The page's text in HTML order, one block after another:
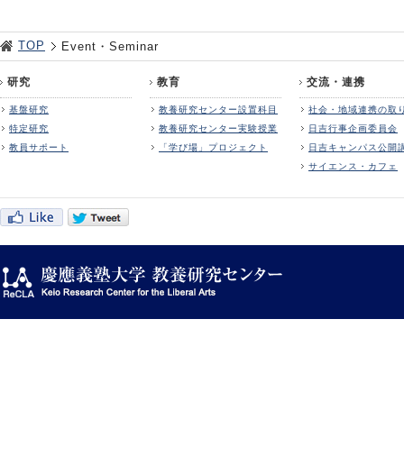
TOP Event・Seminar
研究
基盤研究
特定研究
教員サポート
教育
教養研究センター設置科目
教養研究センター実験授業
「学び場」プロジェクト
交流・連携
社会・地域連携の取
日吉行事企画委員会
日吉キャンパス公開
サイエンス・カフェ